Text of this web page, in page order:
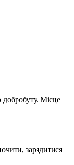
добробуту. Місце
зарядитися